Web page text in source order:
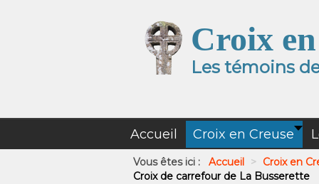
Croix
Les témoins
Accueil Croix en Creuse
Vous êtes ici : Accueil > Croix en
Croix de carrefour de La Busserette